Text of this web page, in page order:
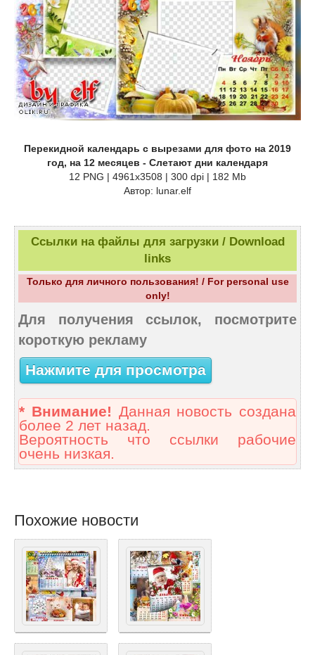
Перекидной календарь с вырезами для фото на 2019
год, на 12 месяцев - Слетают дни календаря
12 PNG | 4961х3508 | 300 dpi | 182 Mb
Автор: lunar.elf
Ссылки на файлы для загрузки / Download
links
Только для личного пользования! / For personal use
only!
Для получения ссылок, посмотрите
короткую рекламу
Нажмите для просмотра
* Внимание! Данная новость создана
более 2 лет назад.
Вероятность что ссылки рабочие
очень низкая.
Похожие новости